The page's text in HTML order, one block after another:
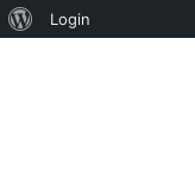
Sobre
Login